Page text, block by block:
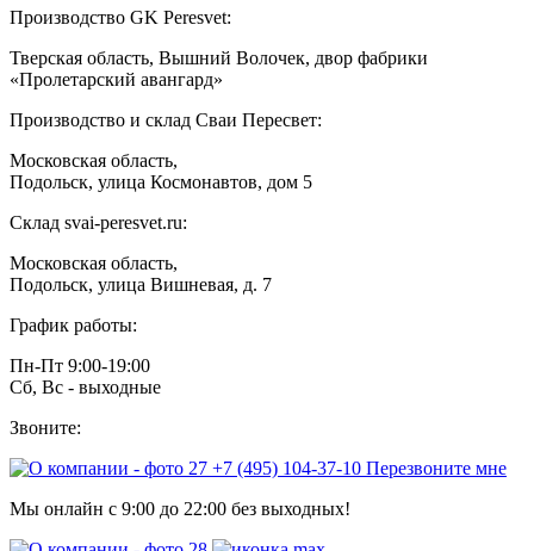
Производство GK Peresvet:
Тверская область, Вышний Волочек, двор фабрики
«Пролетарский авангард»
Производство и склад Сваи Пересвет:
Московская область,
Подольск, улица Космонавтов, дом 5
Склад svai-peresvet.ru:
Московская область,
Подольск, улица Вишневая, д. 7
График работы:
Пн-Пт 9:00-19:00
Сб, Вс - выходные
Звоните:
+7 (495) 104-37-10 Перезвоните мне
Мы онлайн с 9:00 до 22:00 без выходных!